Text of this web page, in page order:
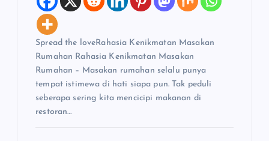
Spread the loveRahasia Kenikmatan Masakan
Rumahan Rahasia Kenikmatan Masakan
Rumahan – Masakan rumahan selalu punya
tempat istimewa di hati siapa pun. Tak peduli
seberapa sering kita mencicipi makanan di
restoran…